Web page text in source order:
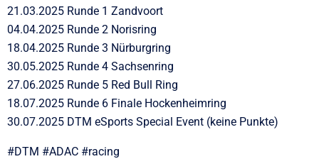
21.03.2025 Runde 1 Zandvoort
04.04.2025 Runde 2 Norisring
18.04.2025 Runde 3 Nürburgring
30.05.2025 Runde 4 Sachsenring
27.06.2025 Runde 5 Red Bull Ring
18.07.2025 Runde 6 Finale Hockenheimring
30.07.2025 DTM eSports Special Event (keine Punkte)
#DTM #ADAC #racing